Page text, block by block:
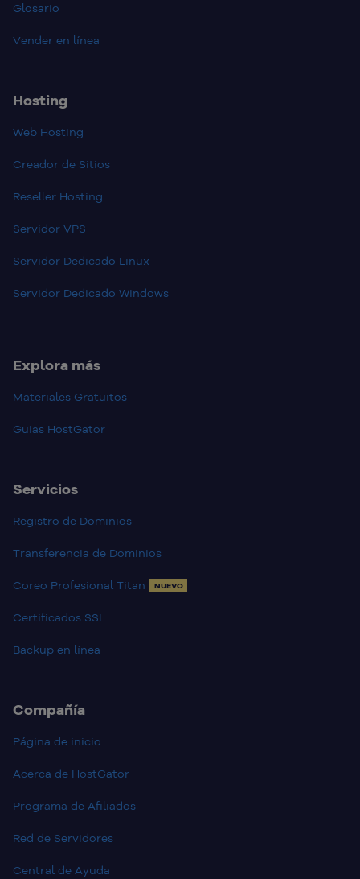
Glosario
Vender en línea
Hosting
Web Hosting
Creador de Sitios
Reseller Hosting
Servidor VPS
Servidor Dedicado Linux
Servidor Dedicado Windows
Explora más
Materiales Gratuitos
Guias HostGator
Servicios
Registro de Dominios
Transferencia de Dominios
Coreo Profesional Titan NUEVO
Certificados SSL
Backup en línea
Compañía
Página de inicio
Acerca de HostGator
Programa de Afiliados
Red de Servidores
Central de Ayuda